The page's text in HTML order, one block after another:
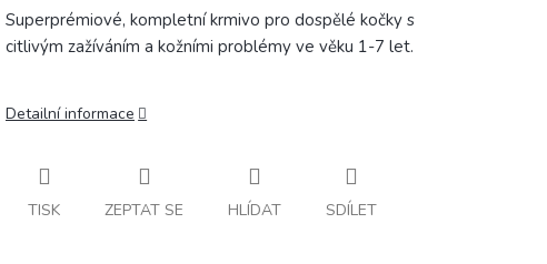
Superprémiové, kompletní krmivo pro dospělé kočky s
citlivým zažíváním a kožními problémy ve věku 1-7 let.
Detailní informace
TISK ZEPTAT SE HLÍDAT SDÍLET